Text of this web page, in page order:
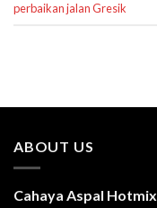
perbaikan jalan Gresik
ABOUT US
Cahaya Aspal Hotmix